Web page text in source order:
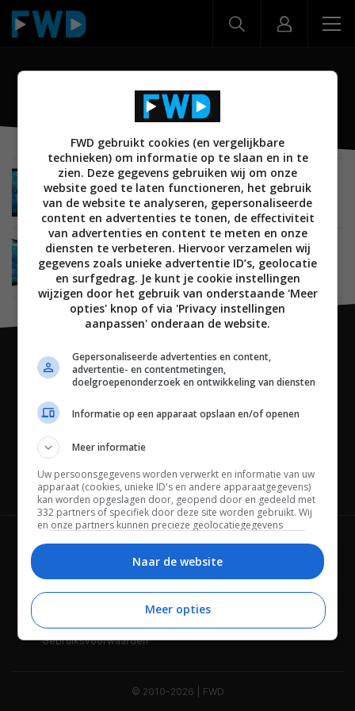
Nokia 7.1
MOBILE 04 OKTOBER 2018
HMD Global presenteert Nokia 7.1 met HDR-
scherm
MOBILE 03 OKTOBER 2018
‘Nokia 7.1 (zonder Plus) gelekt met 5,8″-scherm
en notch’
Channels
Wie is FWD Privacybeleid
Adverteren Contact
Gebruiksvoorwaarden
© 2010-2026 | FWD
FWD gebruikt cookies (en vergelijkbare
technieken) om informatie op te slaan en in te
zien. Deze gegevens gebruiken wij om onze
website goed te laten functioneren, het gebruik
van de website te analyseren, gepersonaliseerde
content en advertenties te tonen, de effectiviteit
van advertenties en content te meten en onze
diensten te verbeteren. Hiervoor verzamelen wij
gegevens zoals unieke advertentie ID’s, geolocatie
en surfgedrag. Je kunt je cookie instellingen
wijzigen door het gebruik van onderstaande 'Meer
opties' knop of via 'Privacy instellingen
aanpassen' onderaan de website.
Gepersonaliseerde advertenties en content,
advertentie- en contentmetingen,
doelgroepenonderzoek en ontwikkeling van diensten
Informatie op een apparaat opslaan en/of openen
Meer informatie
Uw persoonsgegevens worden verwerkt en informatie van uw
apparaat (cookies, unieke ID's en andere apparaatgegevens)
kan worden opgeslagen door, geopend door en gedeeld met
332 partners of specifiek door deze site worden gebruikt. Wij
en onze partners kunnen precieze geolocatiegegevens
Bepaalde leveranciers kunnen uw persoonsgegevens
beheren. Zoek onderaan deze pagina of in het sitemenu naar
een link om uw toestemming te beheren of in te trekken via de
privacy- en cookie-instellingen.
Naar de website
Meer opties